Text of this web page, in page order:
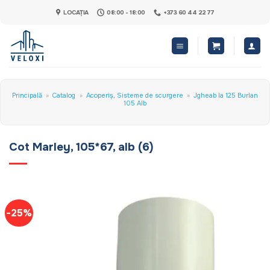
content
LOCAȚIA 08:00 - 18:00 +373 60 44 22 77
Principală » Catalog » Acoperiș, Sisteme de scurgere » Jgheab la 125 Burlan
105 Alb
Cot Marley, 105*67, alb (6)
-25%